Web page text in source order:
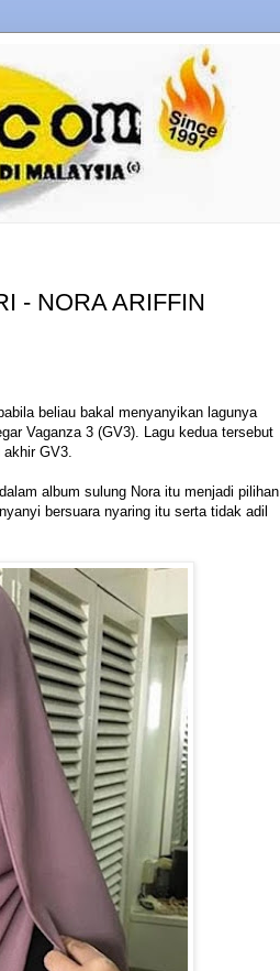
- NORA ARIFFIN
beliau bakal menyanyikan lagunya
Vaganza 3 (GV3). Lagu kedua tersebut
GV3.
album sulung Nora itu menjadi pilihan
bersuara nyaring itu serta tidak adil